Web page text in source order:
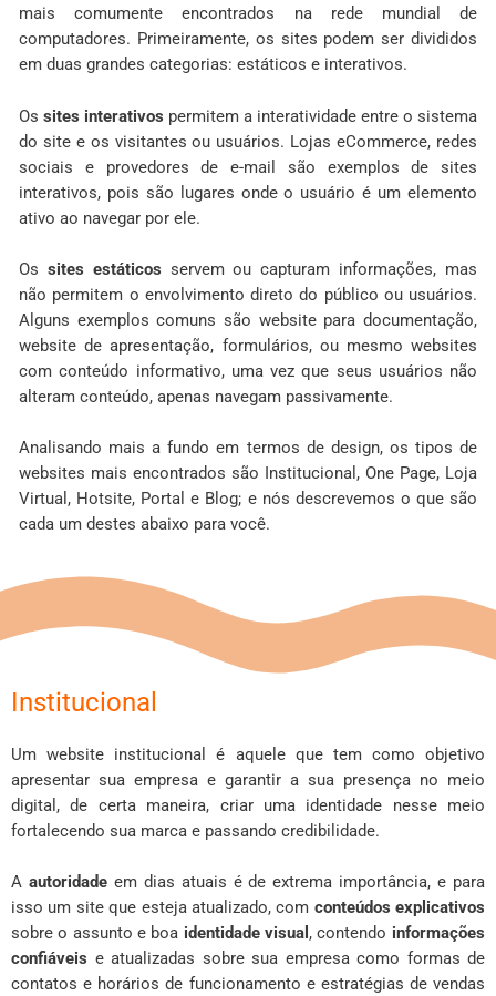
mais comumente encontrados na rede mundial de
computadores. Primeiramente, os sites podem ser divididos
em duas grandes categorias: estáticos e interativos.
Os sites interativos permitem a interatividade entre o sistema
do site e os visitantes ou usuários. Lojas eCommerce, redes
sociais e provedores de e-mail são exemplos de sites
interativos, pois são lugares onde o usuário é um elemento
ativo ao navegar por ele.
Os sites estáticos servem ou capturam informações, mas
não permitem o envolvimento direto do público ou usuários.
Alguns exemplos comuns são website para documentação,
website de apresentação, formulários, ou mesmo websites
com conteúdo informativo, uma vez que seus usuários não
alteram conteúdo, apenas navegam passivamente.
Analisando mais a fundo em termos de design, os tipos de
websites mais encontrados são Institucional, One Page, Loja
Virtual, Hotsite, Portal e Blog; e nós descrevemos o que são
cada um destes abaixo para você.
Institucional
Um website institucional é aquele que tem como objetivo
apresentar sua empresa e garantir a sua presença no meio
digital, de certa maneira, criar uma identidade nesse meio
fortalecendo sua marca e passando credibilidade.
A autoridadeem dias atuais é de extrema importância, e para
isso um site que esteja atualizado, com conteúdos explicativos
sobre o assunto e boa identidade visual , contendo informações
confiáveis e atualizadas sobre sua empresa como formas de
contatos e horários de funcionamento e estratégias de vendas